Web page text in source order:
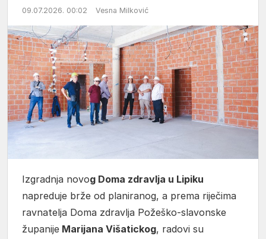
09.07.2026. 00:02 Vesna Milković
Izgradnja novog Doma zdravlja u Lipiku
napreduje brže od planiranog, a prema riječima
ravnatelja Doma zdravlja Požeško-slavonske
županije Marijana Višatickog, radovi su